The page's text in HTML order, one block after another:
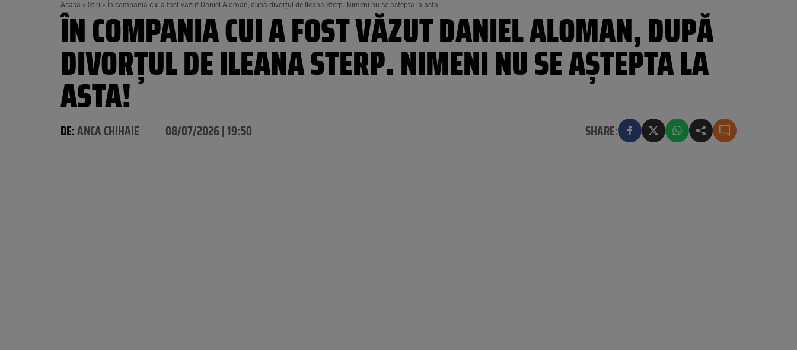
Acasă » Știri » În compania cui a fost văzut Daniel Aloman, după divorțul de Ileana Sterp. Nimeni nu se aștepta la asta!
ÎN COMPANIA CUI A FOST VĂZUT DANIEL ALOMAN, DUPĂ
DIVORȚUL DE ILEANA STERP. NIMENI NU SE AȘTEPTA LA
ASTA!
DE:ANCA CHIHAIE 08/07/2026 | 19:50 SHARE: